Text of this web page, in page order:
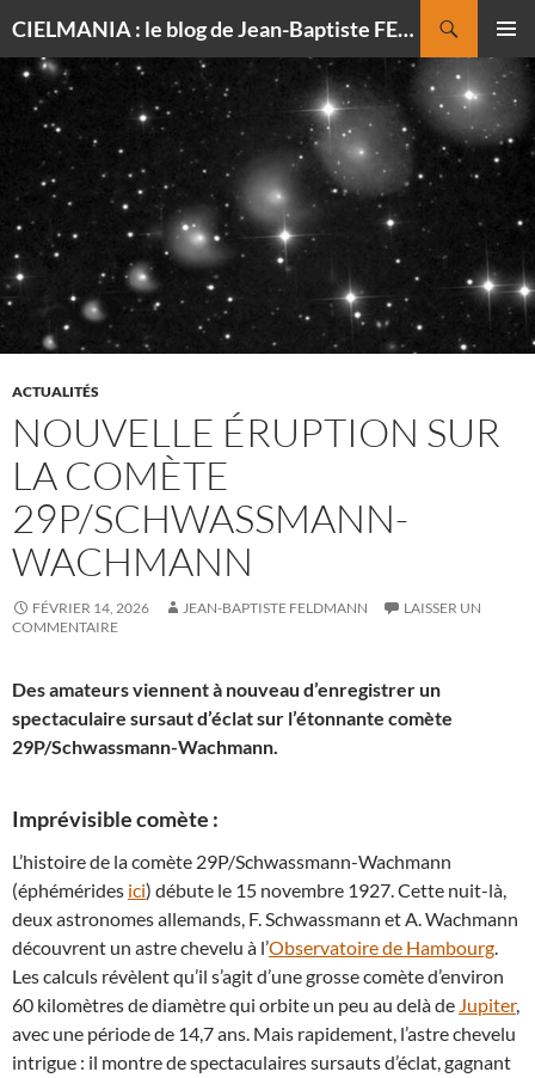
CIELMANIA : le blog de Jean-Baptiste FELDMANN, photographe du ciel
MENU
AU
CONTENU
ACTUALITÉS
NOUVELLE ÉRUPTION SUR
LA COMÈTE
29P/SCHWASSMANN-
WACHMANN
FÉVRIER 14, 2026 JEAN-BAPTISTE FELDMANN
LAISSER UN
COMMENTAIRE
Des amateurs viennent à nouveau d’enregistrer un
spectaculaire sursaut d’éclat sur l’étonnante comète
29P/Schwassmann-Wachmann.
Imprévisible comète :
L’histoire de la comète 29P/Schwassmann-Wachmann
(éphémérides ici) débute le 15 novembre 1927. Cette nuit-là,
deux astronomes allemands, F. Schwassmann et A. Wachmann
découvrent un astre chevelu à l’Observatoire de Hambourg.
Les calculs révèlent qu’il s’agit d’une grosse comète d’environ
60 kilomètres de diamètre qui orbite un peu au delà de Jupiter,
avec une période de 14,7 ans. Mais rapidement, l’astre chevelu
intrigue : il montre de spectaculaires sursauts d’éclat, gagnant